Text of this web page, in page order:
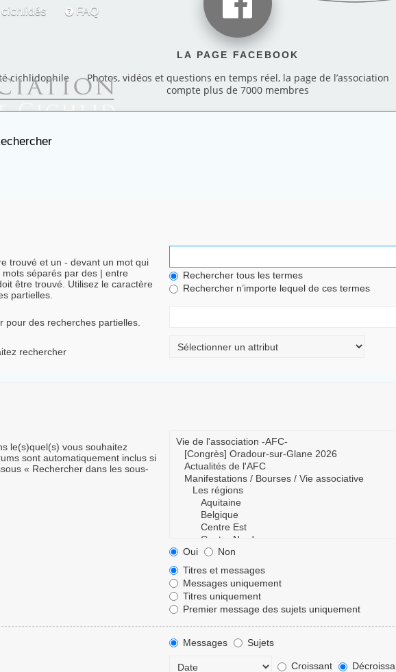
FAQ
cichlidophile
LA PAGE FACEBOOK
Photos, vidéos et questions en temps réel, la page de l’association
compte plus de 7000 membres
trouvé et un - devant un mot qui
séparés par des | entre
être trouvé. Utilisez le caractère
partielles.
Rechercher tous les termes
Rechercher n’importe lequel de ces termes
pour des recherches partielles.
rechercher
le(s)quel(s) vous souhaitez
sont automatiquement inclus si
« Rechercher dans les sous-
Oui
Non
Titres et messages
Messages uniquement
Titres uniquement
Premier message des sujets uniquement
Messages
Sujets
Croissant